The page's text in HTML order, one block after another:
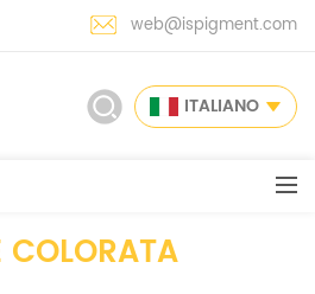
web@ispigment.com
ITALIANO
COLORATA